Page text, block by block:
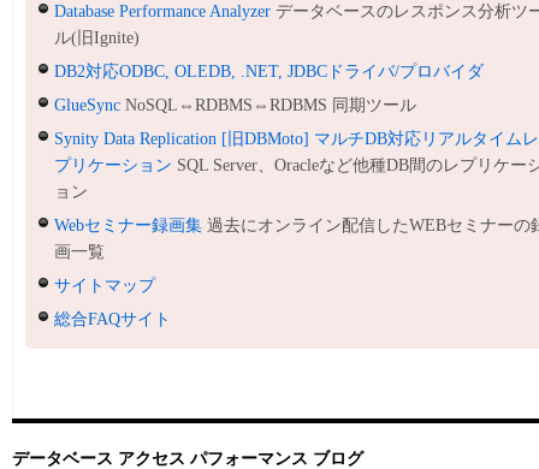
Database Performance Analyzer データベースのレスポンス分析ツ
ル(旧Ignite)
DB2対応ODBC, OLEDB, .NET, JDBCドライバ/プロバイダ
GlueSync NoSQL⇔RDBMS⇔RDBMS 同期ツール
Synity Data Replication [旧DBMoto] マルチDB対応リアルタイムレ
プリケーション SQL Server、Oracleなど他種DB間のレプリケー
ョン
Webセミナー録画集 過去にオンライン配信したWEBセミナーの
画一覧
サイトマップ
総合FAQサイト
データベース アクセス パフォーマンス ブログ